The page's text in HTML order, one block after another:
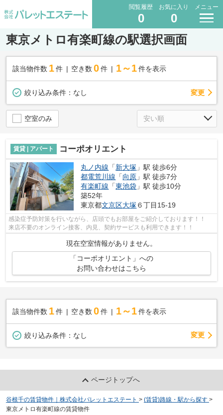
閲覧履歴
0
お気に入り
0
メニュー
東京メトロ有楽町線の駅選択画面
該当物件数 1件 空き数 0 件 1～1 件を表示
絞り込み条件： なし 変更
空室のみ
賃貸 | アパート コーポオリエント
丸ノ内線 「新大塚 」駅 徒歩6分
都電荒川線 「向原 」駅 徒歩7分
有楽町線 「東池袋 」駅 徒歩10分
築52年
東京都文京区大塚 ６丁目15-19
感染症予防対策を行いながら、店頭でもお部屋をご紹介しております！！
来店不要のオンライン接客、内見、契約サービスも利用できます！！
現在空室情報がありません。
「コーポオリエント」への
お問い合わせはこちら
該当物件数 1件 空き数 0 件 1～1 件を表示
絞り込み条件： なし 変更
ページトップへ
谷根千の賃貸物件｜株式会社パレットエステート > (賃貸)路線・駅から探す >
東京メトロ有楽町線の賃貸物件